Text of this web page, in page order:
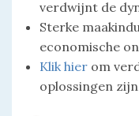
verdwijnt de
Sterke
economische
Klik hier om
oplossingen